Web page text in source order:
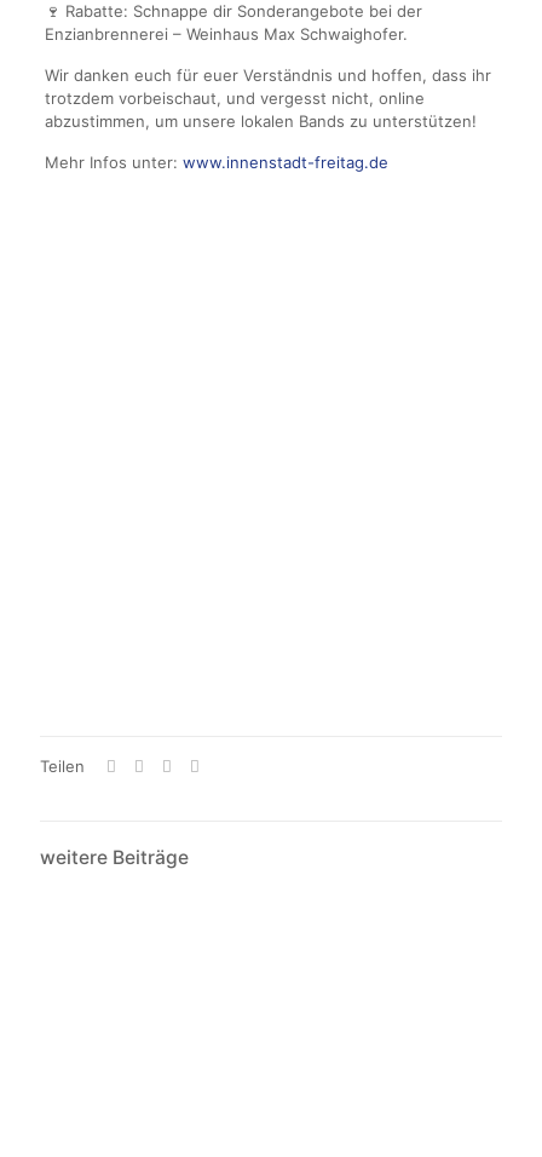
🍷 Rabatte: Schnappe dir Sonderangebote bei der
Enzianbrennerei – Weinhaus Max Schwaighofer.
Wir danken euch für euer Verständnis und hoffen, dass ihr
trotzdem vorbeischaut, und vergesst nicht, online
abzustimmen, um unsere lokalen Bands zu unterstützen!
Mehr Infos unter: www.innenstadt-freitag.de
Teilen
weitere Beiträge